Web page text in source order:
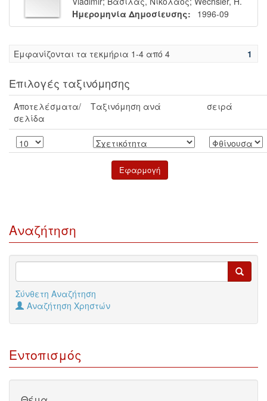
Ημερομηνία Δημοσίευσης:
1996-09
Eμφανίζονται τα τεκμήρια 1-4 από 4 1
Επιλογές ταξινόμησης
Αποτελέσματα/
σελίδα
Ταξινόμηση ανά σειρά
Αναζήτηση
Σύνθετη Αναζήτηση
Αναζήτηση Χρηστών
Εντοπισμός